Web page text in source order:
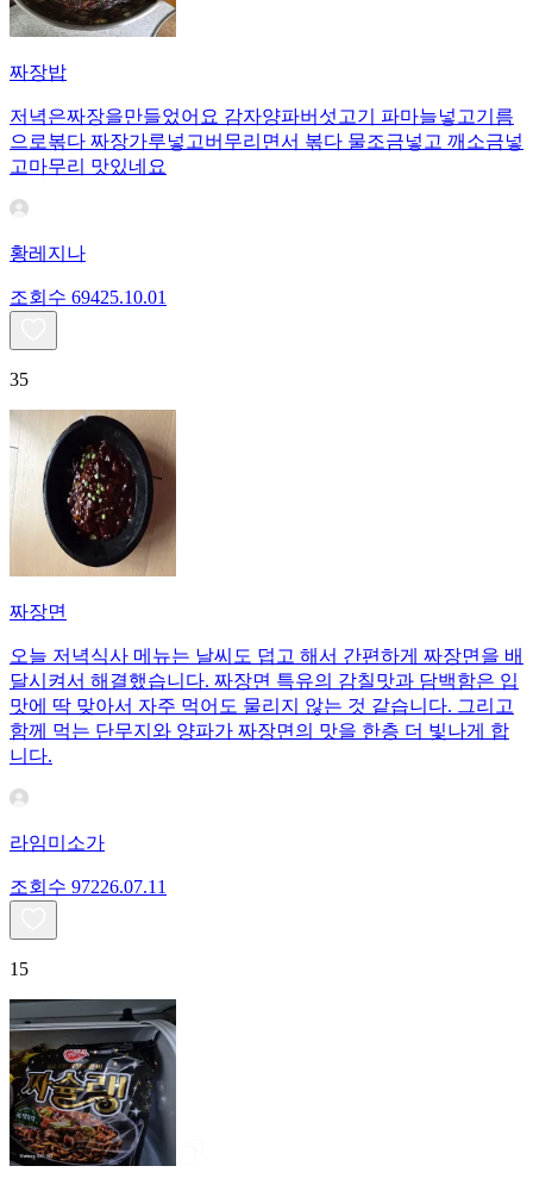
짜장밥
저녁은짜장을만들었어요 감자양파버섯고기 파마늘넣고기름
으로볶다 짜장가루넣고버무리면서 볶다 물조금넣고 깨소금넣
고마무리 맛있네요
황레지나
조회수 69425.10.01
35
짜장면
오늘 저녁식사 메뉴는 날씨도 덥고 해서 간편하게 짜장면을 배
달시켜서 해결했습니다. 짜장면 특유의 감칠맛과 담백함은 입
맛에 딱 맞아서 자주 먹어도 물리지 않는 것 같습니다. 그리고
함께 먹는 단무지와 양파가 짜장면의 맛을 한층 더 빛나게 합
니다.
라임미소가
조회수 97226.07.11
15